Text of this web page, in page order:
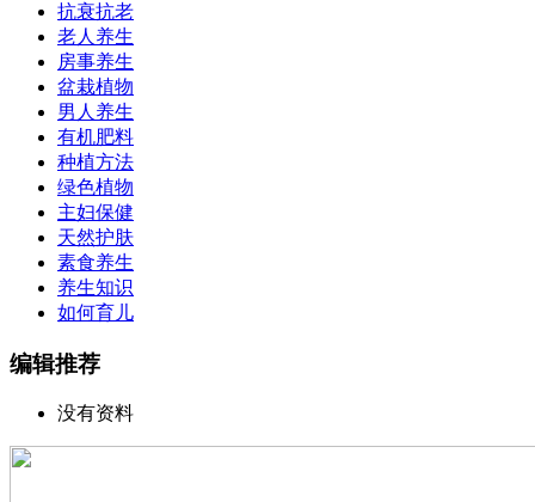
抗衰抗老
老人养生
房事养生
盆栽植物
男人养生
有机肥料
种植方法
绿色植物
主妇保健
天然护肤
素食养生
养生知识
如何育儿
编辑推荐
没有资料